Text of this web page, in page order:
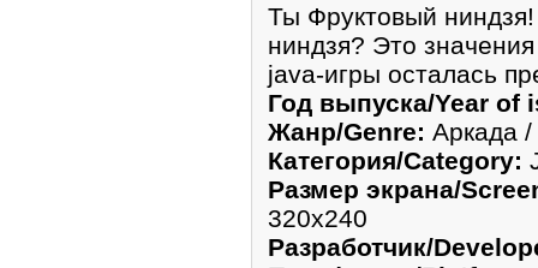
Ты Фруктовый
ниндзя? Это
java-игры осталась
Год выпуска/Year of
Жанр/Genre: Аркада
Категория/Category:
Размер экрана/
320x240
Разработчик/